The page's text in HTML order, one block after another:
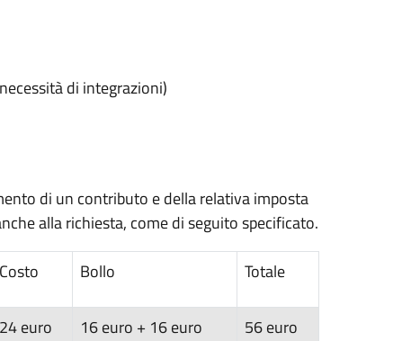
di integrazioni)
di un contributo e della relativa imposta
alla richiesta, come di seguito specificato.
Costo Bollo Totale
24 euro 16 euro + 16 euro 56 euro